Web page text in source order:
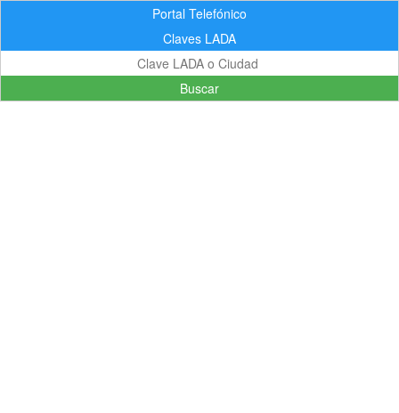
Portal Telefónico
Claves LADA
Buscar